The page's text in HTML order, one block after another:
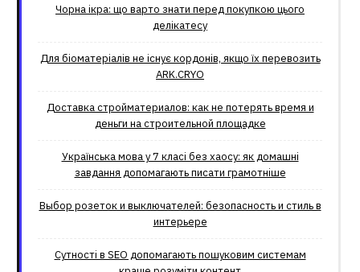
Чорна ікра: що варто знати перед покупкою цього
делікатесу
Для біоматеріалів не існує кордонів, якщо їх перевозить
ARK.CRYO
Доставка стройматериалов: как не потерять время и
деньги на строительной площадке
Українська мова у 7 класі без хаосу: як домашні
завдання допомагають писати грамотніше
Выбор розеток и выключателей: безопасность и стиль в
интерьере
Сутності в SEO допомагають пошуковим системам